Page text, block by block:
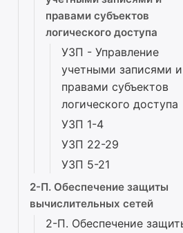
правами субъектов
логического доступа
УЗП - Управление
учетными записями и
правами субъектов
логического доступа
УЗП 1-4
УЗП 22-29
УЗП 5-21
2-П. Обеспечение защиты
вычислительных сетей
2-П. Обеспечение